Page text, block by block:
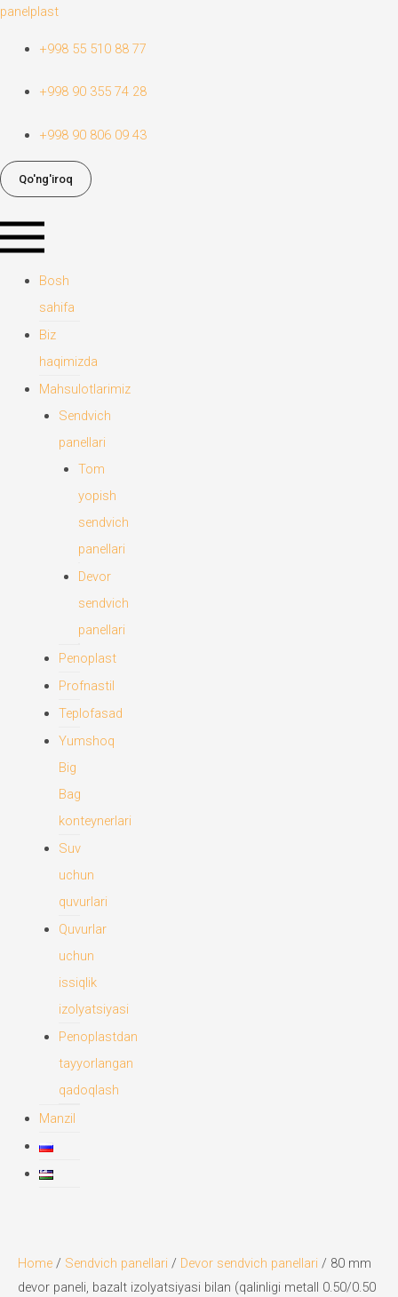
Skip
content
panelplast
+998 55 510 88 77
+998 90 355 74 28
+998 90 806 09 43
Qo'ng'iroq
Menu
Bosh
sahifa
Biz
haqimizda
Mahsulotlarimiz
Sendvich
panellari
Tom
yopish
sendvich
panellari
Devor
sendvich
panellari
Penoplast
Profnastil
Teplofasad
Yumshoq
Big
Bag
konteynerlari
Suv
uchun
quvurlari
Quvurlar
uchun
issiqlik
izolyatsiyasi
Penoplastdan
tayyorlangan
qadoqlash
Manzil
Home / Sendvich panellari / Devor sendvich panellari / 80 mm
devor paneli, bazalt izolyatsiyasi bilan (qalinligi metall 0.50/0.50